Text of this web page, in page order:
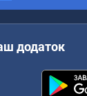
додаток